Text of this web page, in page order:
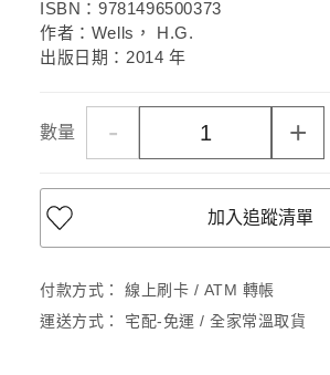
ISBN：9781496500373
作者：Wells， H.G.
出版日期：2014 年
數量 - +
加入追蹤清單
付款方式：
線上刷卡 / ATM 轉帳
運送方式：
宅配-免運 / 全家常溫取貨